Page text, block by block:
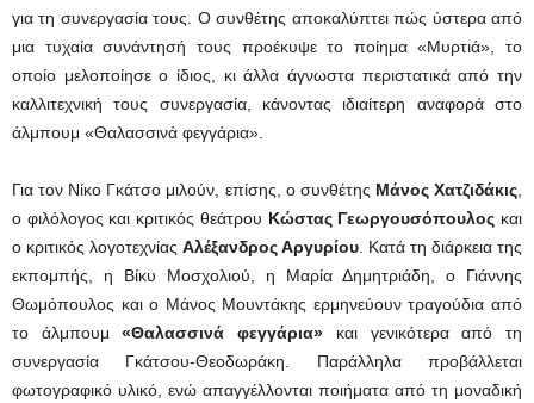
για τη συνεργασία τους. Ο συνθέτης αποκαλύπτει πώς ύστερα από
μια τυχαία συνάντησή τους προέκυψε το ποίημα «Μυρτιά», το
οποίο μελοποίησε ο ίδιος, κι άλλα άγνωστα περιστατικά από την
καλλιτεχνική τους συνεργασία, κάνοντας ιδιαίτερη αναφορά στο
άλμπουμ «Θαλασσινά φεγγάρια».
Για τον Νίκο Γκάτσο μιλούν, επίσης, ο συνθέτης Μάνος Χατζιδάκις
ο φιλόλογος και κριτικός θεάτρου Κώστας Γεωργουσόπουλος και
ο κριτικός λογοτεχνίας Αλέξανδρος Αργυρίου . Κατά τη διάρκεια της
εκπομπής, η Βίκυ Μοσχολιού, η Μαρία Δημητριάδη, ο Γιάννης
Θωμόπουλος και o Μάνος Μουντάκης ερμηνεύουν τραγούδια από
το άλμπουμ«Θαλασσινά φεγγάρια» και γενικότερα από τη
συνεργασία Γκάτσου-Θεοδωράκη. Παράλληλα προβάλλεται
φωτογραφικό υλικό, ενώ απαγγέλλονται ποιήματα από τη μοναδική